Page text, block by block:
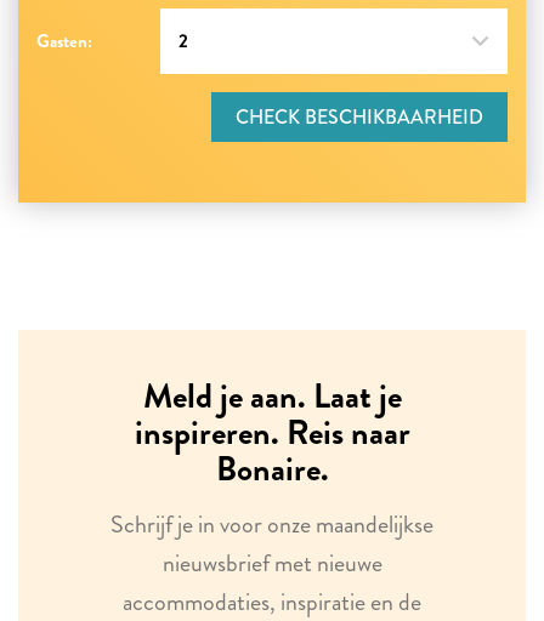
Gasten:
CHECK BESCHIKBAARHEID
Meld je aan. Laat je
inspireren. Reis naar
Bonaire.
Schrijf je in voor onze maandelijkse
nieuwsbrief met nieuwe
accommodaties, inspiratie en de